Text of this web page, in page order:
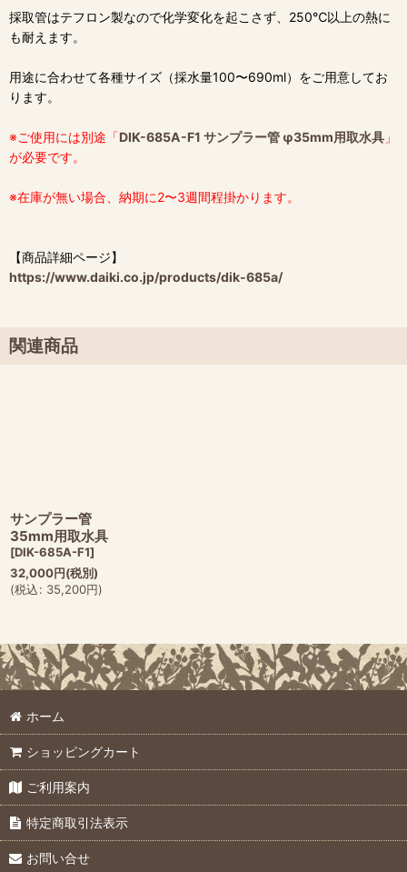
採取管はテフロン製なので化学変化を起こさず、250℃以上の熱に
も耐えます。
用途に合わせて各種サイズ（採水量100〜690ml）をご用意してお
ります。
※ご使用には別途「DIK-685A-F1 サンプラー管 φ35mm用取水具 」
が必要です。
※在庫が無い場合、納期に2〜3週間程掛かります。
【商品詳細ページ】
https://www.daiki.co.jp/products/dik-685a/
関連商品
サンプラー管
35mm用取水具
[DIK-685A-F1]
32,000円(税別)
(税込: 35,200円)
ホーム
ショッピングカート
ご利用案内
特定商取引法表示
お問い合せ